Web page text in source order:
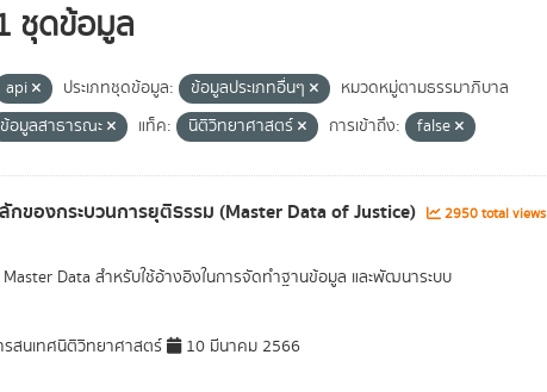
ชุดข้อมูล
api ประเภทชุดข้อมูล: ข้อมูลประเภทอื่นๆ
หมวดหมู่ตามธรรมาภิบาล
ข้อมูลสาธารณะ แท็ค: นิติวิทยาศาสตร์ การเข้าถึง: false
ของกระบวนการยุติธรรม (Master Data of Justice) 2950 total views
Data สำหรับใช้อ้างอิงในการจัดทำฐานข้อมูล และพัฒนาระบบ
สนเทศนิติวิทยาศาสตร์ 10 มีนาคม 2566